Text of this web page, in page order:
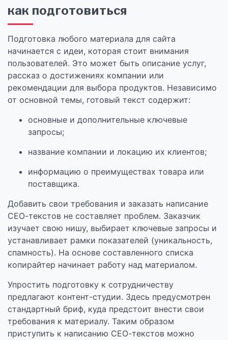
как подготовиться
Подготовка любого материала для сайта
начинается с идеи, которая стоит внимания
пользователей. Это может быть описание услуг,
рассказ о достижениях компании или
рекомендации для выбора продуктов. Независимо
от основной темы, готовый текст содержит:
основные и дополнительные ключевые
запросы;
название компании и локацию их клиентов;
информацию о преимуществах товара или
поставщика.
Добавить свои требования и заказать написание
СЕО-текстов не составляет проблем. Заказчик
изучает свою нишу, выбирает ключевые запросы и
устанавливает рамки показателей (уникальность,
спамность). На основе составленного списка
копирайтер начинает работу над материалом.
Упростить подготовку к сотрудничеству
предлагают контент-студии. Здесь предусмотрен
стандартный бриф, куда предстоит внести свои
требования к материалу. Таким образом
приступить к написанию СЕО-текстов можно